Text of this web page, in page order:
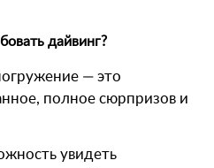
дайвинг?
— это
полное сюрпризов и
увидеть